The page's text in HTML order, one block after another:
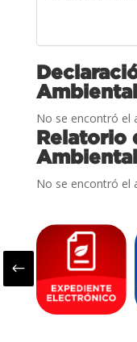
Ambiental
No se encontró el
Relatorio
Ambiental
No se encontró el
#